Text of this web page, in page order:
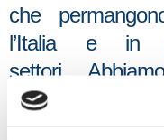
che
l’Italia e in
settori.
tutela per riso